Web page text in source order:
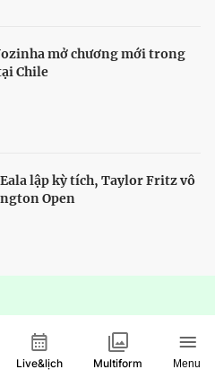
mở chương mới trong
Chile
lập kỳ tích, Taylor Fritz vô
Open
Live&lịch Multiform Menu